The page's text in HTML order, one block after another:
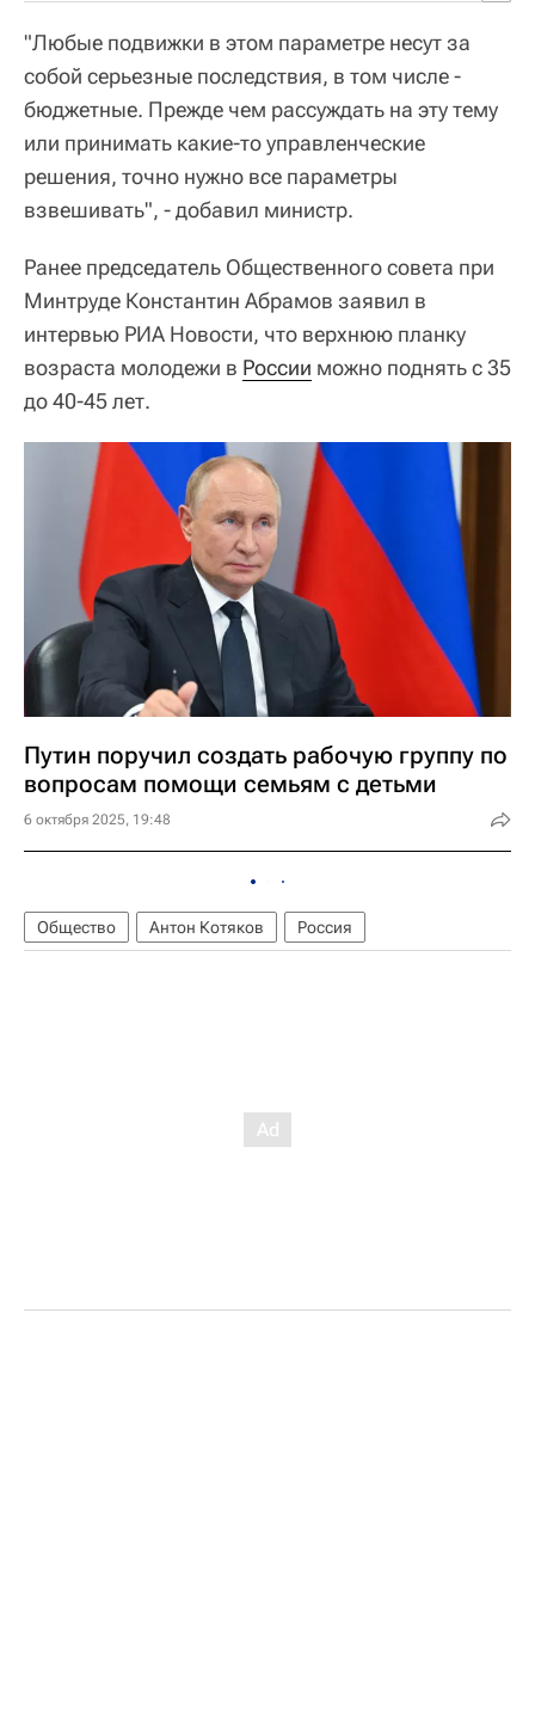
"Любые подвижки в этом параметре несут за
собой серьезные последствия, в том числе -
бюджетные. Прежде чем рассуждать на эту тему
или принимать какие-то управленческие
решения, точно нужно все параметры
взвешивать", - добавил министр.
Ранее председатель Общественного совета при
Минтруде Константин Абрамов заявил в
интервью РИА Новости, что верхнюю планку
возраста молодежи в России можно поднять с 35
до 40-45 лет.
Путин поручил создать рабочую группу по
вопросам помощи семьям с детьми
6 октября 2025, 19:48
Общество Антон Котяков Россия